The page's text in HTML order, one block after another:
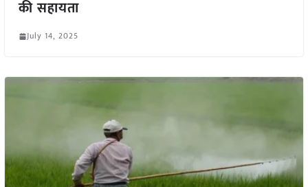
की सहायता
July 14, 2025